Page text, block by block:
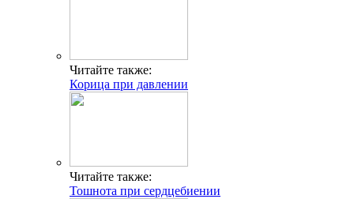
Читайте также:
Корица при давлении
Читайте также:
Тошнота при сердцебиении